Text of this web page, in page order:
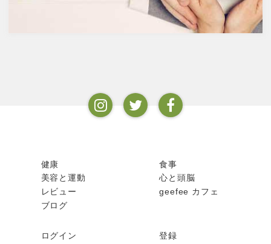
するのが亜鉛。
健康
食事
美容と運動
心と頭脳
レビュー
geefee カフェ
ブログ
ログイン 登録